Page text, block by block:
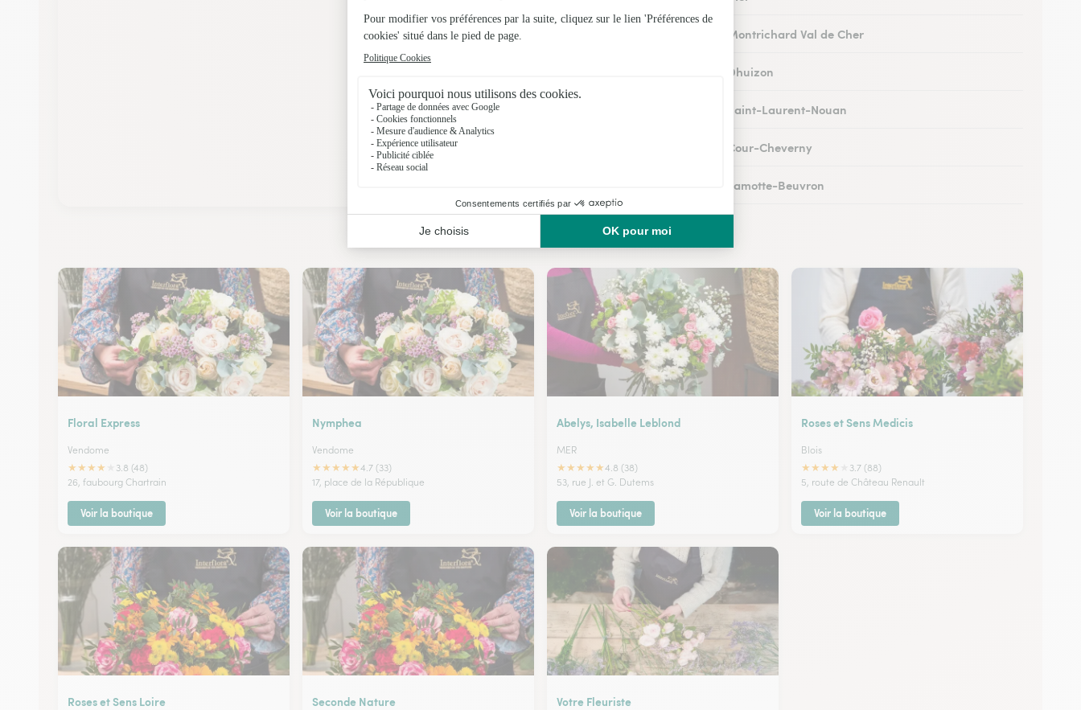
Fleuristes à Montrichard Val de Cher
Fleuristes à Dhuizon
Fleuristes à Saint-Laurent-Nouan
Fleuristes à Cour-Cheverny
Fleuristes à Lamotte-Beuvron
Nos fleuristes à Épiais
Floral Express
Vendome
★★★★
3.8 (48)
26, faubourg Chartrain
Voir la boutique
Nymphea
Vendome
★★★★★4.7 (33)
17, place de la République
Voir la boutique
Abelys, Isabelle Leblond
MER
★★★★★4.8 (38)
53, rue J. et G. Dutems
Voir la boutique
Roses et Sens Medicis
Blois
★★★★
3.7 (88)
5, route de Château Renault
Voir la boutique
Roses et Sens Loire Seconde Nature Votre Fleuriste